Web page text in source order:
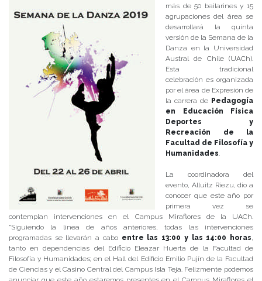
más de 50 bailarines y 15
agrupaciones del área se
desarrollará la quinta
versión de la Semana de la
Danza en la Universidad
Austral de Chile (UACh).
Esta tradicional
celebración es organizada
por el área de Expresión de
la carrera de Pedagogía
en Educación Física
Deportes y
Recreación de la
Facultad de Filosofía y
Humanidades
La coordinadora del
evento, Alluitz Riezu, dio a
conocer que este año por
primera vez se
contemplan intervenciones en el Campus Miraflores de la UACh.
“Siguiendo la linea de años anteriores, todas las intervenciones
programadas se llevarán a cabo entre las 13:00 y las 14:00 horas
tanto en dependencias del Edificio Eleazar Huerta de la Facultad de
Filosofía y Humanidades; en el Hall del Edificio Emilio Pujín de la Facultad
de Ciencias y el Casino Central del Campus Isla Teja. Felizmente podemos